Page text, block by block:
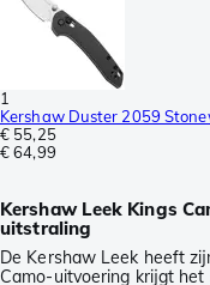
1
Kershaw Duster 2059
€ 55,25
€ 64,99
Kershaw Leek Kings
uitstraling
De Kershaw Leek heeft
Camo-uitvoering krijgt